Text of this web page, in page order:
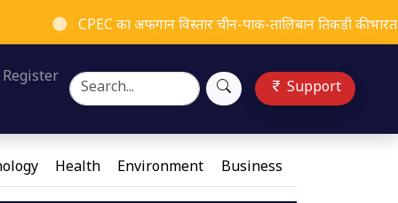
CPEC का अफगान विस्तार चीन-पाक-तालिबान तिकड़ी की भारत के खिलाफ
Register
Support
Health Environment Business